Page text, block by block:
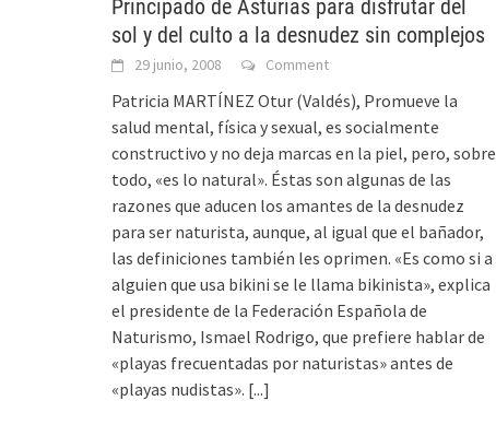
Principado de Asturias para disfrutar del
sol y del culto a la desnudez sin complejos
29 junio, 2008 Comment
Patricia MARTÍNEZ Otur (Valdés), Promueve la
salud mental, física y sexual, es socialmente
constructivo y no deja marcas en la piel, pero, sobre
todo, «es lo natural». Éstas son algunas de las
razones que aducen los amantes de la desnudez
para ser naturista, aunque, al igual que el bañador,
las definiciones también les oprimen. «Es como si a
alguien que usa bikini se le llama bikinista», explica
el presidente de la Federación Española de
Naturismo, Ismael Rodrigo, que prefiere hablar de
«playas frecuentadas por naturistas» antes de
«playas nudistas». [...]